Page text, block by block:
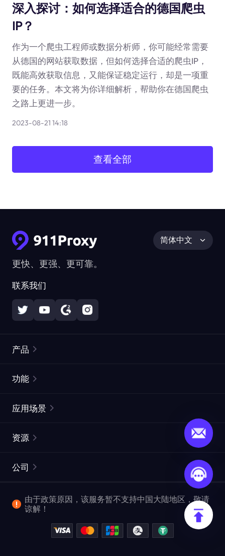
深入探讨：如何选择适合的德国爬虫
IP？
作为一个爬虫工程师或数据分析师，你可能经常需要
从德国的网站获取数据，但如何选择合适的爬虫IP，
既能高效获取信息，又能保证稳定运行，却是一项重
要的任务。本文将为你详细解析，帮助你在德国爬虫
之路上更进一步。
2023-08-21 14:18
查看全部
更快、更强、更可靠。
联系我们
简体中文
产品
静态住宅代理
网页抓取 API
视频下载 API
功能
ISP代理
ProxySite
应用场景
市场研究
爬行和索引
查看全部使用场景
资源
常见问题解答
位置
公司
企业服务
反洗钱合规计划
由于政策原因，该服务暂不支持中国大陆地区，敬请
谅解！